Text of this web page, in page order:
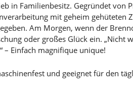
in Familienbesitz. Gegründet von
mit geheim gehüteten
Am Morgen, wenn der
oder großes Glück ein. „Nicht
– Einfach magnifique unique!
und geeignet für den